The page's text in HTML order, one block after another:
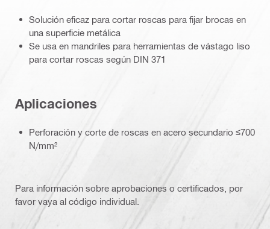
Solución eficaz para cortar roscas para fijar brocas en
una superficie metálica
Se usa en mandriles para herramientas de vástago liso
para cortar roscas según DIN 371
Aplicaciones
Perforación y corte de roscas en acero secundario ≤700
N/mm²
Para información sobre aprobaciones o certificados, por
favor vaya al código individual.